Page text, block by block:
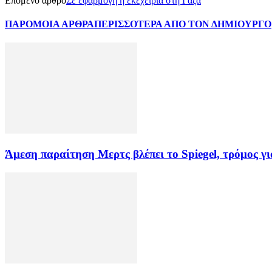
ΠΑΡΟΜΟΙΑ ΑΡΘΡΑΠΕΡΙΣΣΟΤΕΡΑ ΑΠΟ ΤΟΝ ΔΗΜΙΟΥΡΓΟ
Άμεση παραίτηση Mερτς βλέπει το Spiegel, τρόμος